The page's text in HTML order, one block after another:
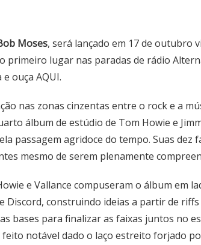
Moses, será lançado em 17 de outubro
primeiro lugar nas paradas de rádio
e ouça AQUI.
nas zonas cinzentas entre o rock e a
álbum de estúdio de Tom Howie e
passagem agridoce do tempo. Suas dez
mesmo de serem plenamente
e Vallance compuseram o álbum em
construindo ideias a partir de
bases para finalizar as faixas juntos no
notável dado o laço estreito forjado